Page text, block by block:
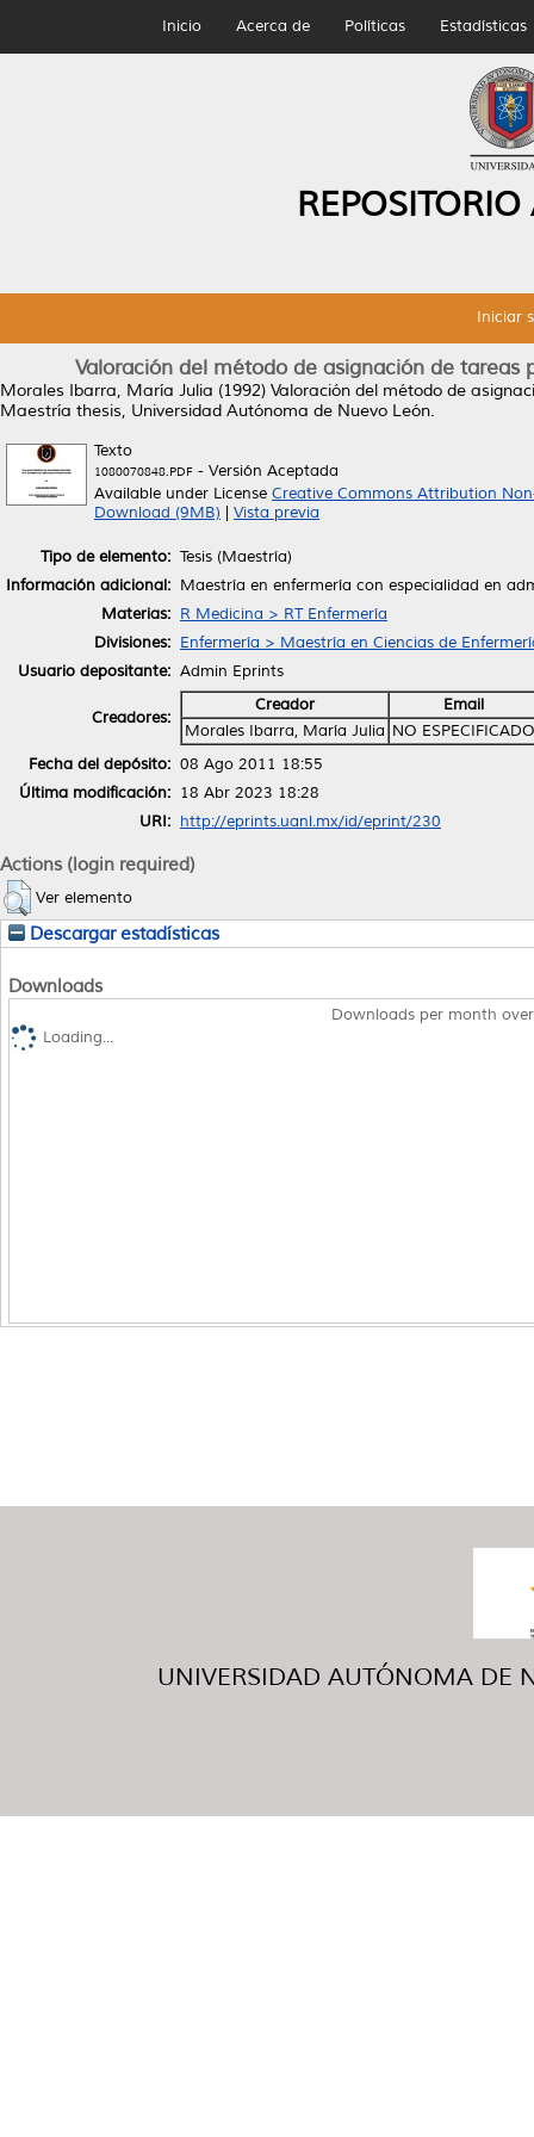
Inicio Acerca de Políticas Estadísticas
Iniciar
Valoración del método de asignación de
Morales Ibarra, María Julia (1992) Valoración del método de
Maestría thesis, Universidad Autónoma de Nuevo León.
Texto
1080070848.PDF - Versión Aceptada
Available under License Creative Commons Attribution
Download (9MB)
Vista previa
Tipo de elemento: Tesis (Maestría)
Información adicional: Maestría en enfermería con especialidad en
Materias: R Medicina > RT Enfermería
Divisiones: Enfermería > Maestría en Ciencias de
Usuario depositante: Admin Eprints
Creadores:
Creador
Email
Morales Ibarra, María Julia NO ESPECIFICADO
Fecha del depósito: 08 Ago 2011 18:55
Última modificación: 18 Abr 2023 18:28
URI: http://eprints.uanl.mx/id/eprint/230
Actions (login required)
Ver elemento
Descargar estadísticas
Downloads
Downloads per month
Loading...
UNIVERSIDAD AUTÓNOMA DE